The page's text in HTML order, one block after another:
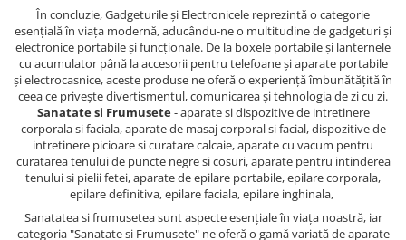
În concluzie, Gadgeturile și Electronicele reprezintă o categorie
esențială în viața modernă, aducându-ne o multitudine de gadgeturi și
electronice portabile și funcționale. De la boxele portabile și lanternele
cu acumulator până la accesorii pentru telefoane și aparate portabile
și electrocasnice, aceste produse ne oferă o experiență îmbunătățită în
ceea ce privește divertismentul, comunicarea și tehnologia de zi cu zi.
Sanatate si Frumusete- aparate si dispozitive de intretinere
corporala si faciala, aparate de masaj corporal si facial, dispozitive de
intretinere picioare si curatare calcaie, aparate cu vacum pentru
curatarea tenului de puncte negre si cosuri, aparate pentru intinderea
tenului si pielii fetei, aparate de epilare portabile, epilare corporala,
epilare definitiva, epilare faciala, epilare inghinala,
Sanatatea si frumusetea sunt aspecte esențiale în viața noastră, iar
categoria "Sanatate si Frumusete" ne oferă o gamă variată de aparate